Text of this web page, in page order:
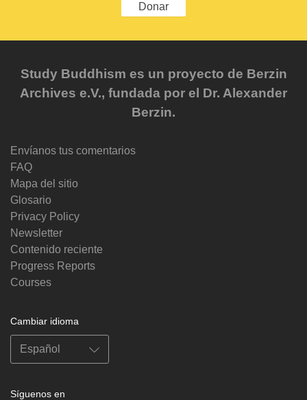
Donar
Study Buddhism es un proyecto de Berzin
Archives e.V., fundada por el Dr. Alexander
Berzin.
Envíanos tus comentarios
FAQ
Mapa del sitio
Glosario
Privacy Policy
Newsletter
Contenido reciente
Progress Reports
Courses
Cambiar idioma
Síguenos en